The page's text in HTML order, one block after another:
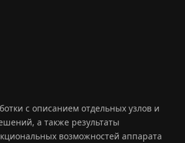
с описанием отдельных узлов и
а также результаты
возможностей аппарата